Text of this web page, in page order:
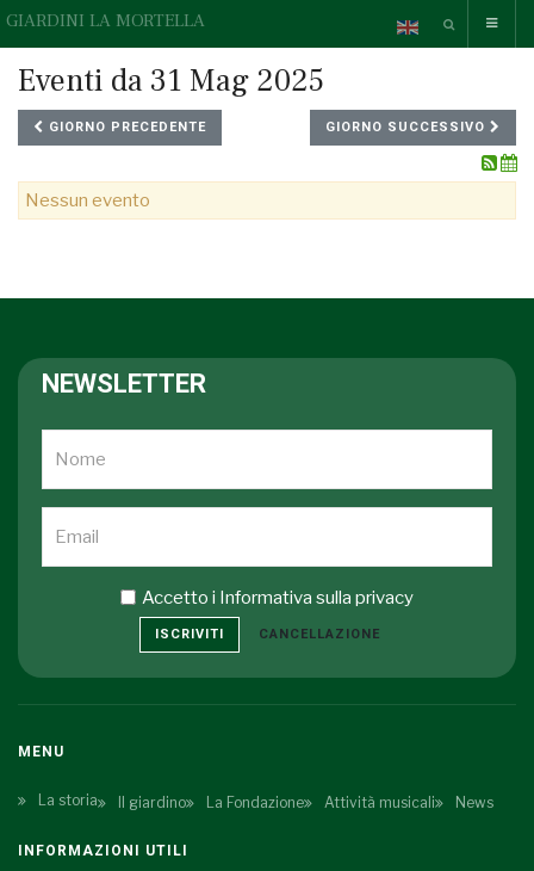
GIARDINI LA MORTELLA
Eventi da 31 Mag 2025
GIORNO PRECEDENTE GIORNO SUCCESSIVO
Nessun evento
NEWSLETTER
Accetto i Informativa sulla privacy
ISCRIVITI CANCELLAZIONE
MENU
La storia Il giardino La Fondazione Attività musicali News
INFORMAZIONI UTILI